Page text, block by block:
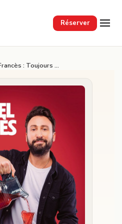
Réserver
Gabriel Francès : Toujours plus